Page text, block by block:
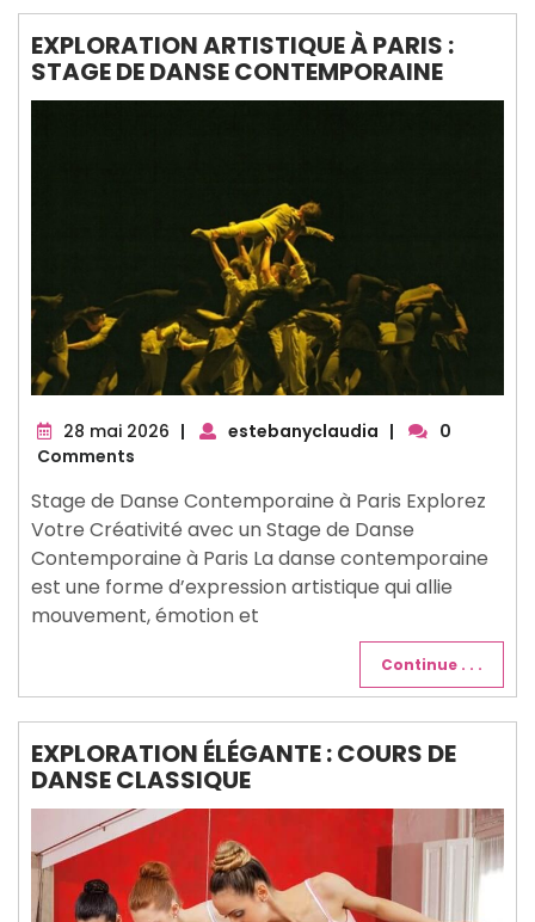
EXPLORATION ARTISTIQUE À PARIS :
STAGE DE DANSE CONTEMPORAINE
28 mai 2026 28
| estebanyclaudia |
0
Comments
Stage de Danse Contemporaine à Paris Explorez
Votre Créativité avec un Stage de Danse
Contemporaine à Paris La danse contemporaine
est une forme d’expression artistique qui allie
mouvement, émotion et
Continue . . .
EXPLORATION ÉLÉGANTE : COURS DE
DANSE CLASSIQUE